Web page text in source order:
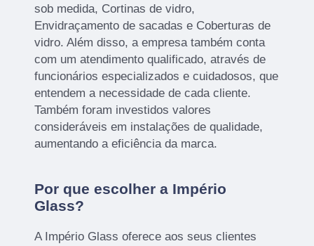
sob medida, Cortinas de vidro,
Envidraçamento de sacadas e Coberturas de
vidro. Além disso, a empresa também conta
com um atendimento qualificado, através de
funcionários especializados e cuidadosos, que
entendem a necessidade de cada cliente.
Também foram investidos valores
consideráveis em instalações de qualidade,
aumentando a eficiência da marca.
Por que escolher a Império
Glass?
A Império Glass oferece aos seus clientes